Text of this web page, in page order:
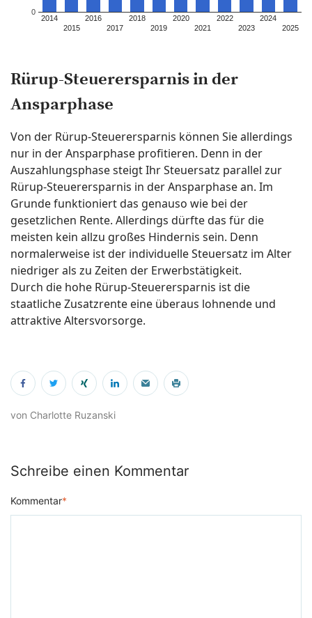
2014
2015
2016
2017
2018
2019
2020
2021
2022
2023
2024
2025
0
Rürup-Steuerersparnis in der
Ansparphase
Von der Rürup-Steuerersparnis können Sie allerdings
nur in der Ansparphase profitieren. Denn in der
Auszahlungsphase steigt Ihr Steuersatz parallel zur
Rürup-Steuerersparnis in der Ansparphase an. Im
Grunde funktioniert das genauso wie bei der
gesetzlichen Rente. Allerdings dürfte das für die
meisten kein allzu großes Hindernis sein. Denn
normalerweise ist der individuelle Steuersatz im Alter
niedriger als zu Zeiten der Erwerbstätigkeit.
Durch die hohe Rürup-Steuerersparnis ist die
staatliche Zusatzrente eine überaus lohnende und
attraktive Altersvorsorge.
von Charlotte Ruzanski
Schreibe einen Kommentar
Kommentar*